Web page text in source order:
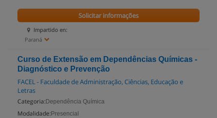
Impartido en:
Paraná
Solicitar informações
Curso de Extensão em Dependências Químicas -
Diagnóstico e Prevenção
FACEL - Faculdade de Administração, Ciências, Educação e
Letras
Categoria: Dependência Química
Modalidade: Presencial